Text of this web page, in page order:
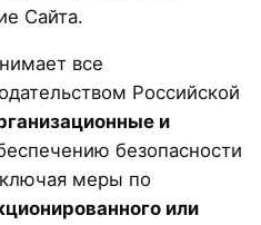
Сайта.
все
Российской
и
безопасности
меры по
или